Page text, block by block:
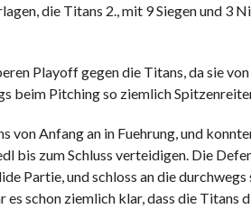
die Titans 2., mit 9 Siegen und 3
Playoff gegen die Titans, da sie
beim Pitching so ziemlich
von Anfang an in Fuehrung, und
bis zum Schluss verteidigen. Die
Partie, und schloss an die durchwegs
es schon ziemlich klar, dass die Titans